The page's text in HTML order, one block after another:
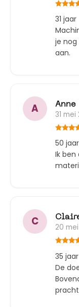
5uit 5
31 jaar
je
aan.
A
5uit 5
Anne
31 mei
50 jaar
Ik
C
5uit 5
20
35 jaar
De